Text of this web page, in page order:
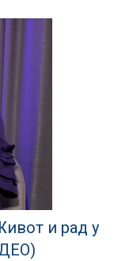
и рад у